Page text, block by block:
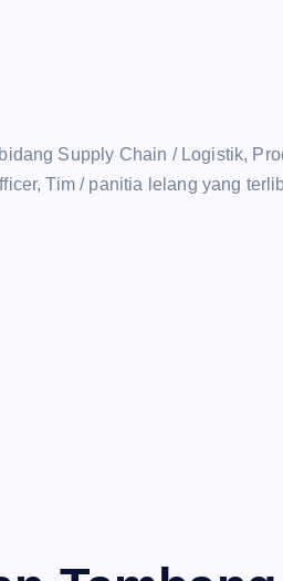
Supply Chain / Logistik,
Tim / panitia lelang yang